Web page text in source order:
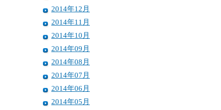
2014年12月
2014年11月
2014年10月
2014年09月
2014年08月
2014年07月
2014年06月
2014年05月